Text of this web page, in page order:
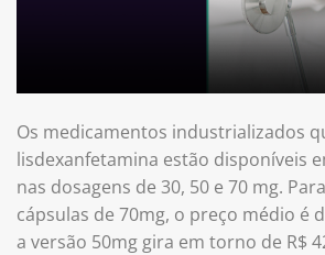
Os medicamentos industrializados
lisdexanfetamina estão disponíveis
nas dosagens de 30, 50 e 70 mg.
cápsulas de 70mg, o preço médio é
a versão 50mg gira em torno de R$